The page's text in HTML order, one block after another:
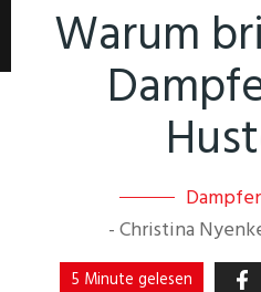
Warum
- Christina
5 Minute gelesen